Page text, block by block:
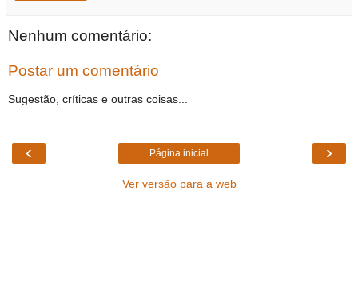
Nenhum comentário:
Postar um comentário
Sugestão, críticas e outras coisas...
‹ ›
Página inicial
Ver versão para a web